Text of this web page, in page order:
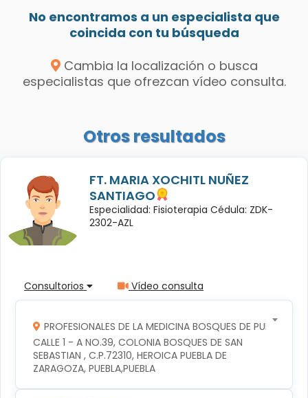
No encontramos a un especialista que
coincida con tu búsqueda
Cambia la localización o busca
especialistas que ofrezcan vídeo consulta.
Otros resultados
FT. MARIA XOCHITL NUÑEZ
SANTIAGO
Especialidad: Fisioterapia Cédula: ZDK-
2302-AZL
Consultorios Vídeo consulta
PROFESIONALES DE LA MEDICINA BOSQUES DE PUEBLA S
CALLE 1 - A NO.39, COLONIA BOSQUES DE SAN
SEBASTIAN , C.P.72310, HEROICA PUEBLA DE
ZARAGOZA, PUEBLA,PUEBLA